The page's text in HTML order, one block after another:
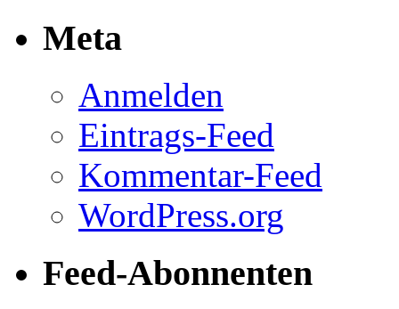
Meta
Anmelden
Eintrags-Feed
Kommentar-Feed
WordPress.org
Feed-Abonnenten